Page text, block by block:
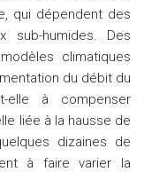
qui dépendent des
sub-humides. Des
climatiques
du débit du
elle à compenser
liée à la hausse de
dizaines de
à faire varier la